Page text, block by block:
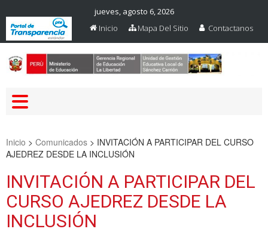
jueves, agosto 6, 2026
Inicio
Mapa Del Sitio Contactanos
Inicio > Comunicados > INVITACIÓN A PARTICIPAR DEL CURSO
AJEDREZ DESDE LA INCLUSIÓN
INVITACIÓN A PARTICIPAR DEL
CURSO AJEDREZ DESDE LA
INCLUSIÓN